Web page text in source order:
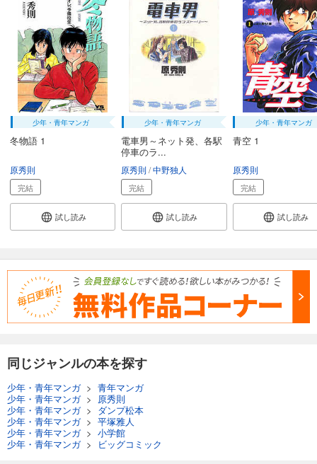
少年・青年マンガ
冬物語 1
原秀則
完結
試し読み
少年・青年マンガ
電車男～ネット発、各駅
停車のラ...
原秀則 中野独人
完結
試し読み
少年・青年マンガ
青空 1
原秀則
完結
試し読み
同じジャンルの本を探す
少年・青年マンガ> 青年マンガ
少年・青年マンガ> 原秀則
少年・青年マンガ> ダンプ松本
少年・青年マンガ> 平塚雅人
少年・青年マンガ> 小学館
少年・青年マンガ> ビッグコミック